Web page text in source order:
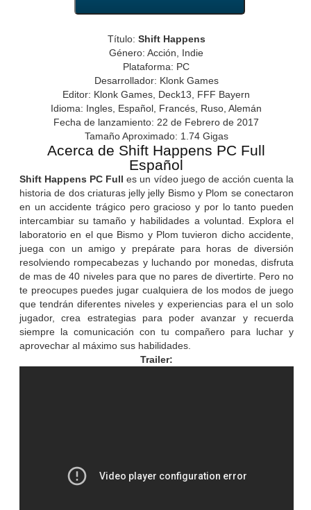
Título: Shift Happens
Género: Acción, Indie
Plataforma: PC
Desarrollador: Klonk Games
Editor: Klonk Games, Deck13, FFF Bayern
Idioma: Ingles, Español, Francés, Ruso, Alemán
Fecha de lanzamiento: 22 de Febrero de 2017
Tamaño Aproximado: 1.74 Gigas
Acerca de Shift Happens PC Full
Español
Shift Happens PC Fulles un vídeo juego de acción cuenta la
historia de dos criaturas jelly jelly Bismo y Plom se conectaron
en un accidente trágico pero gracioso y por lo tanto pueden
intercambiar su tamaño y habilidades a voluntad. Explora el
laboratorio en el que Bismo y Plom tuvieron dicho accidente,
juega con un amigo y prepárate para horas de diversión
resolviendo rompecabezas y luchando por monedas, disfruta
de mas de 40 niveles para que no pares de divertirte. Pero no
te preocupes puedes jugar cualquiera de los modos de juego
que tendrán diferentes niveles y experiencias para el un solo
jugador, crea estrategias para poder avanzar y recuerda
siempre la comunicación con tu compañero para luchar y
aprovechar al máximo sus habilidades.
Trailer: